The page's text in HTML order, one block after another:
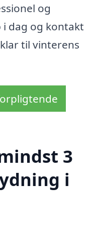
og
i dag og kontakt
til vinterens
3
i